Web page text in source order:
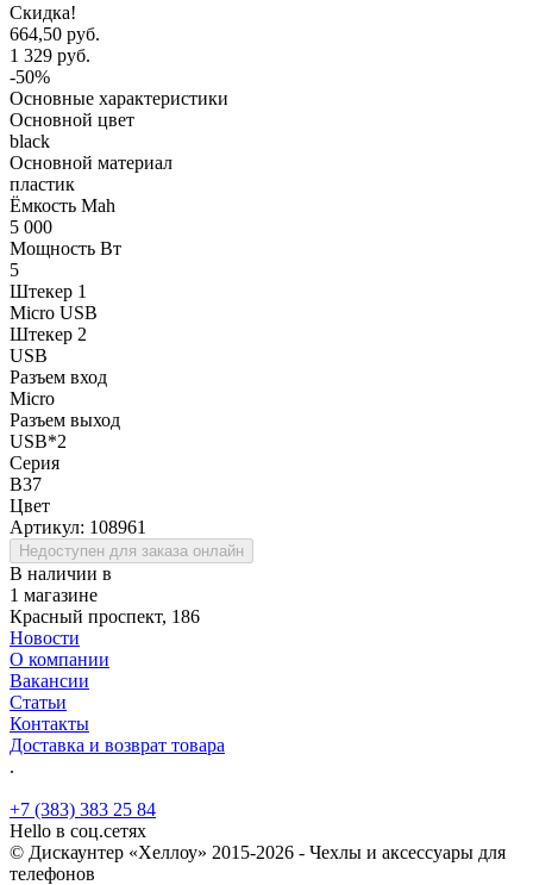
Скидка!
664,50 руб.
1 329 руб.
-50%
Основные характеристики
Основной цвет
black
Основной материал
пластик
Ёмкость Mah
5 000
Мощность Вт
5
Штекер 1
Micro USB
Штекер 2
USB
Разъем вход
Micro
Разъем выход
USB*2
Серия
B37
Цвет
Артикул: 108961
Недоступен для заказа онлайн
В наличии в
1 магазине
Красный проспект, 186
Новости
О компании
Вакансии
Статьи
Контакты
Доставка и возврат товара
.
+7 (383) 383 25 84
Hello в соц.сетях
© Дискаунтер «Хеллоу» 2015-2026 - Чехлы и аксессуары для
телефонов